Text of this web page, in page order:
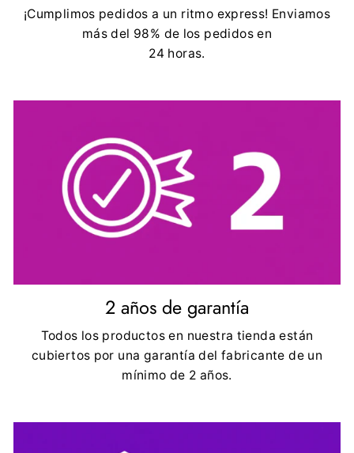
¡Cumplimos pedidos a un ritmo express! Enviamos
más del 98% de los pedidos en
24 horas.
2 años de garantía
Todos los productos en nuestra tienda están
cubiertos por una garantía del fabricante de un
mínimo de 2 años.